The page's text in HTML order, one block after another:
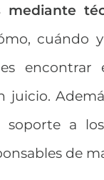
mediante
encontrar
juicio.
a
de